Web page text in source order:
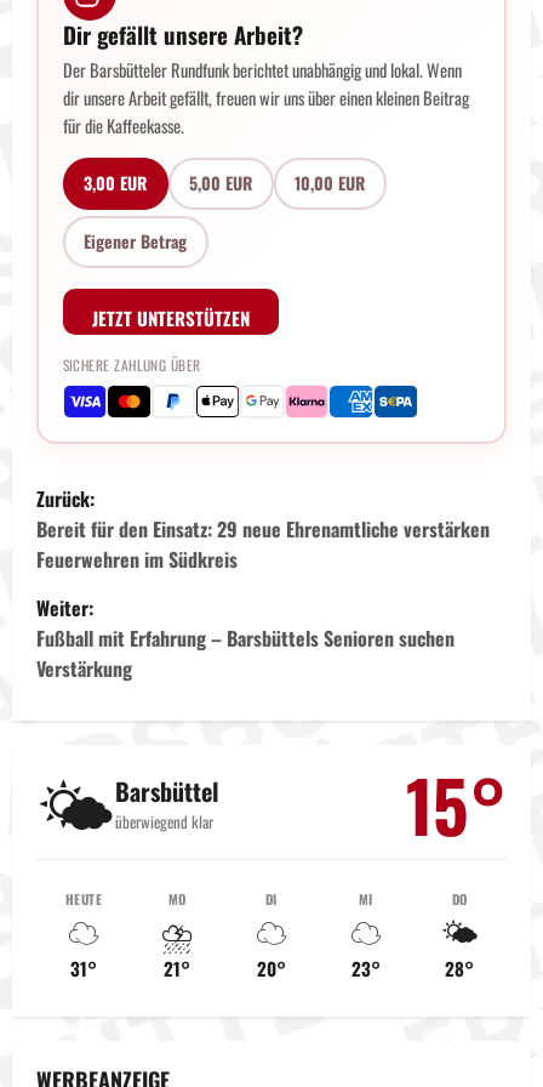
Dir gefällt unsere Arbeit?
Der Barsbütteler Rundfunk berichtet unabhängig und lokal. Wenn
dir unsere Arbeit gefällt, freuen wir uns über einen kleinen Beitrag
für die Kaffeekasse.
3,00 EUR 5,00 EUR 10,00 EUR
Eigener Betrag
JETZT UNTERSTÜTZEN
SICHERE ZAHLUNG ÜBER
B
e
i
t
r
g
Zurück:
Bereit für den Einsatz: 29 neue Ehrenamtliche verstärken
Feuerwehren im Südkreis
Weiter:
Fußball mit Erfahrung – Barsbüttels Senioren suchen
Verstärkung
🌤️Barsbüttel
überwiegend klar 15°
HEUTE
☁️
31°
MO
⛈️
21°
DI
☁️
20°
MI
☁️
23°
DO
🌤️
28°
WERBEANZEIGE